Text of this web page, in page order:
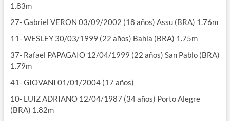
1.83m
27- Gabriel VERON 03/09/2002 (18 años) Assu (BRA) 1.76m
11- WESLEY 30/03/1999 (22 años) Bahía (BRA) 1.75m
37- Rafael PAPAGAIO 12/04/1999 (22 años) San Pablo (BRA)
1.79m
41- GIOVANI 01/01/2004 (17 años)
10- LUIZ ADRIANO 12/04/1987 (34 años) Porto Alegre
(BRA) 1.82m